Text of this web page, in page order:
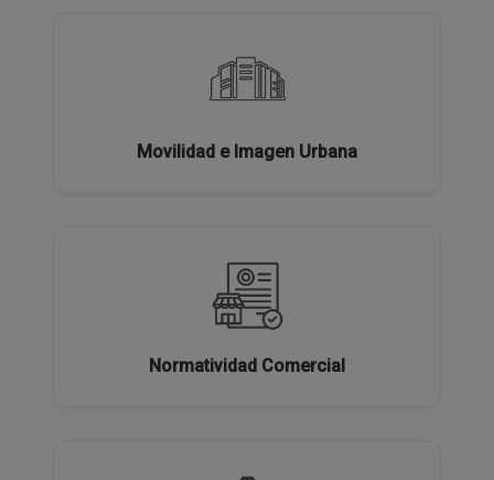
Movilidad e Imagen Urbana
Normatividad Comercial